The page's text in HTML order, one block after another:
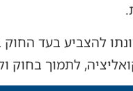
להצביע בעד
לתמוך בחוק